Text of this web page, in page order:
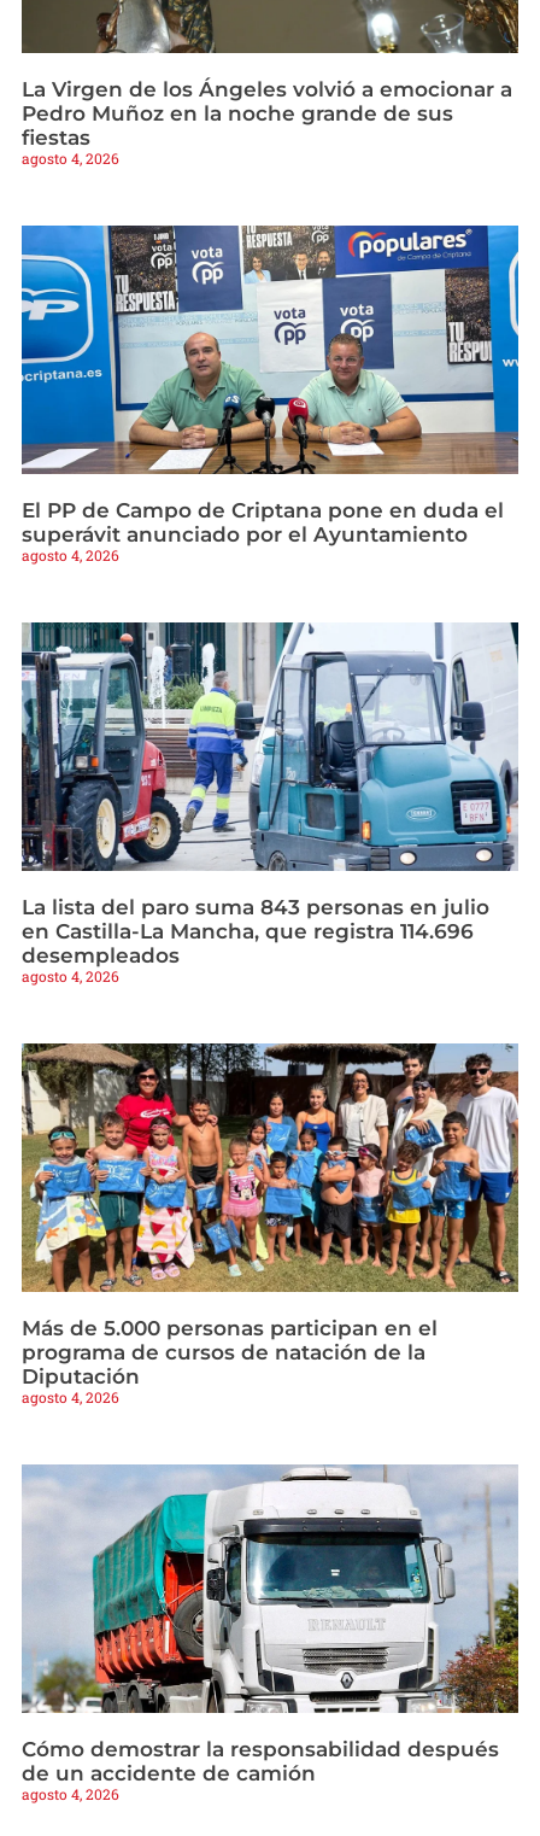
La Virgen de los Ángeles volvió a emocionar a
Pedro Muñoz en la noche grande de sus
fiestas
agosto 4, 2026
El PP de Campo de Criptana pone en duda el
superávit anunciado por el Ayuntamiento
agosto 4, 2026
La lista del paro suma 843 personas en julio
en Castilla-La Mancha, que registra 114.696
desempleados
agosto 4, 2026
Más de 5.000 personas participan en el
programa de cursos de natación de la
Diputación
agosto 4, 2026
Cómo demostrar la responsabilidad después
de un accidente de camión
agosto 4, 2026